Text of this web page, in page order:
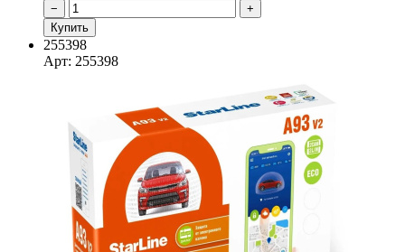
−
+
Купить
255398
Арт: 255398